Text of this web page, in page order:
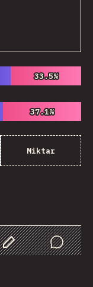
33.5%
33.5%
37.1%
37.1%
Miktar
Customize Data
Comments